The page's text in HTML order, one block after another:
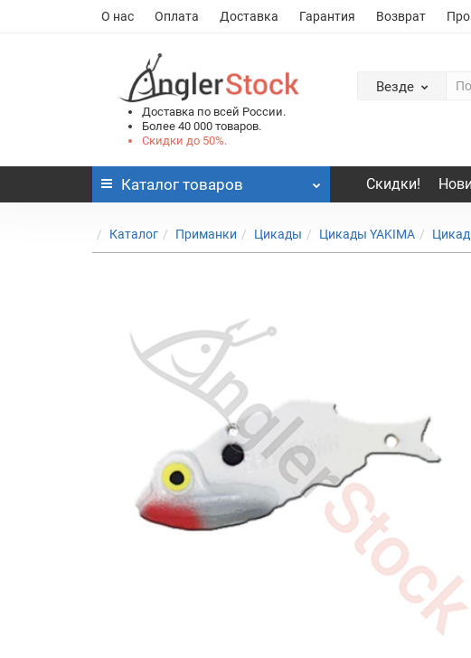
О нас Оплата Доставка Гарантия Возврат
Доставка по всей России.
Более 40 000 товаров.
Скидки до 50%.
Везде
Каталог товаров Скидки!
Каталог Приманки Цикады Цикады YAKIMA